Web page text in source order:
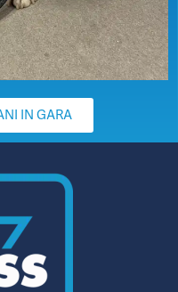
IN GARA